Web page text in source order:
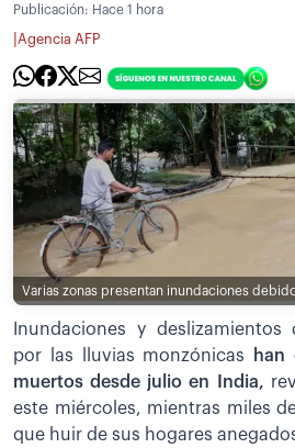
Publicación: Hace 1 hora
Agencia AFP
Varias zonas presentan inundaciones
Inundaciones y
por las lluvias monzónicas han
muertos desde julio en India,
este miércoles, mientras miles
que huir de sus hogares